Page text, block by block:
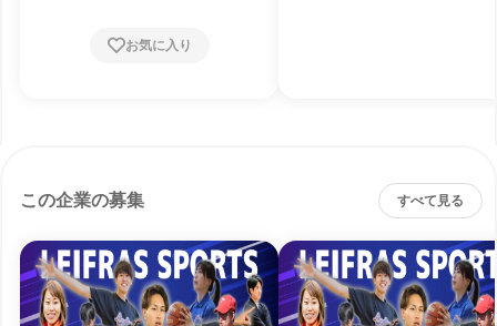
お気に入り
この企業の募集 すべて見る